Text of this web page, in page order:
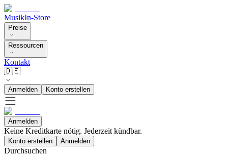
MusikIn-Store
Preise
Ressourcen
Kontakt
🇩🇪
Anmelden Konto erstellen
Anmelden
Keine Kreditkarte nötig. Jederzeit kündbar.
Konto erstellen Anmelden
Durchsuchen